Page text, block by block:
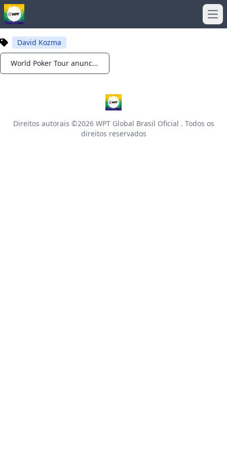
David Kozma
Notifications World Poker Tour anuncia três paradas para a temporada 2024 do WPT Prime
Direitos autorais ©2026WPT Global Brasil Oficial . Todos os
direitos reservados